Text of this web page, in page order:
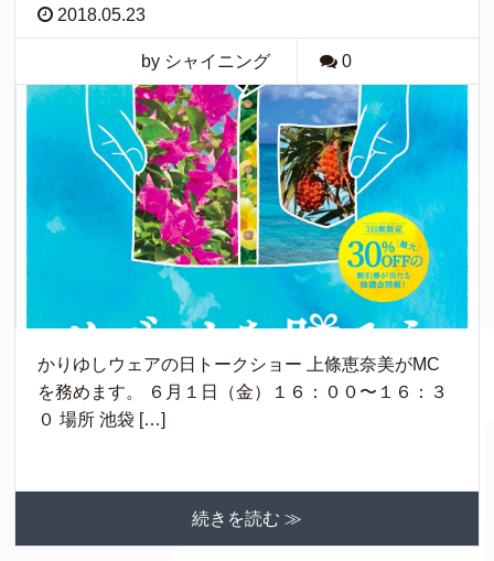
2018.05.23
by シャイニング 0
かりゆしウェアの日トークショー 上條恵奈美がMC
を務めます。 ６月１日（金）１６：００〜１６：３
０ 場所 池袋 […]
続きを読む ≫